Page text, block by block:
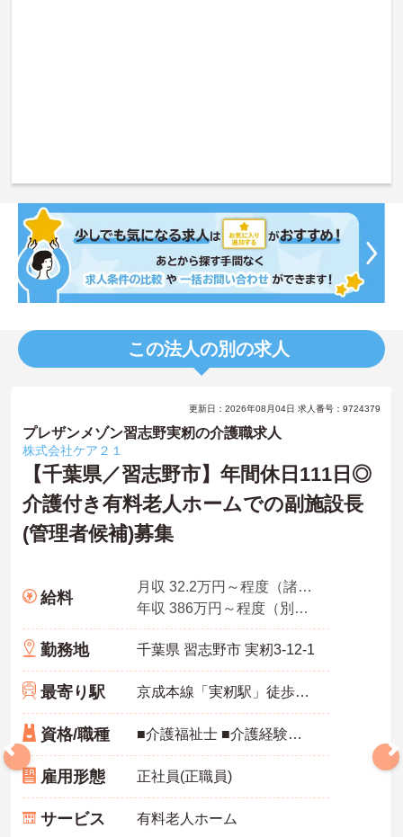
この法人の別の求人
更新日：2026年08月04日 求人番号：9724379
プレザンメゾン習志野実籾の介護職求人
株式会社ケア２１
【千葉県／習志野市】年間休日111日◎
介護付き有料老人ホームでの副施設長
(管理者候補)募集
給料
月収 32.2万円～程度（諸手当込み）※介護福祉士モデル
年収 386万円～程度（別途賞与付与）
勤務地 千葉県 習志野市 実籾3-12-1
最寄り駅 京成本線「実籾駅」徒歩3分
資格/職種 ■介護福祉士 ■介護経験が5年以上ある方 ※リーダー経験、管理者・マネジメント経験がある方優遇
雇用形態 正社員(正職員)
サービス 有料老人ホーム